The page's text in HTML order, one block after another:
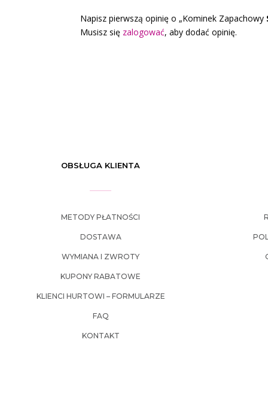
Napisz pierwszą opinię o „Kominek Zapachowy
Musisz się zalogować, aby dodać opinię.
OBSŁUGA KLIENTA
METODY PŁATNOŚCI
DOSTAWA
WYMIANA I ZWROTY
KUPONY RABATOWE
KLIENCI HURTOWI – FORMULARZE
FAQ
KONTAKT